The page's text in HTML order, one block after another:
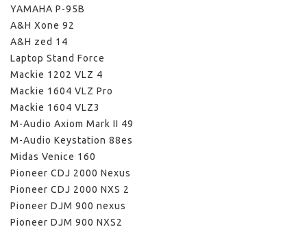
YAMAHA P-95B
A&H Xone 92
A&H zed 14
Laptop Stand Force
Mackie 1202 VLZ 4
Mackie 1604 VLZ Pro
Mackie 1604 VLZ3
M-Audio Axiom Mark II 49
M-Audio Keystation 88es
Midas Venice 160
Pioneer CDJ 2000 Nexus
Pioneer CDJ 2000 NXS 2
Pioneer DJM 900 nexus
Pioneer DJM 900 NXS2